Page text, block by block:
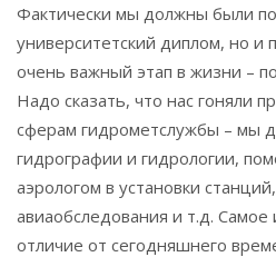
Фактически мы должны были
университетский диплом, но и
очень важный этап в жизни –
Надо сказать, что нас гоняли
сферам гидрометслужбы – мы
гидрографии и гидрологии,
аэрологом в установки
авиаобследования и т.д. Самое
отличие от сегодняшнего